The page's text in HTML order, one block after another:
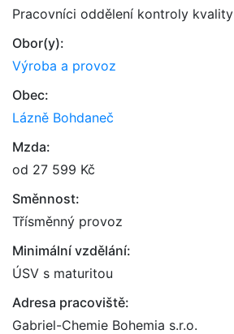
Pracovníci oddělení kontroly kvality
Obor(y):
Výroba a provoz
Obec:
Lázně Bohdaneč
Mzda:
od 27 599 Kč
Směnnost:
Třísměnný provoz
Minimální vzdělání:
ÚSV s maturitou
Adresa pracoviště:
Gabriel-Chemie Bohemia s.r.o.